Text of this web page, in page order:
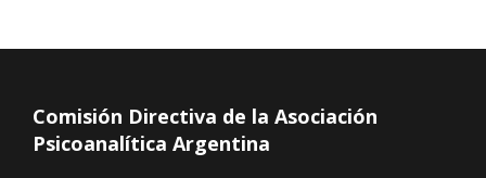
Comisión Directiva de la Asociación
Psicoanalítica Argentina